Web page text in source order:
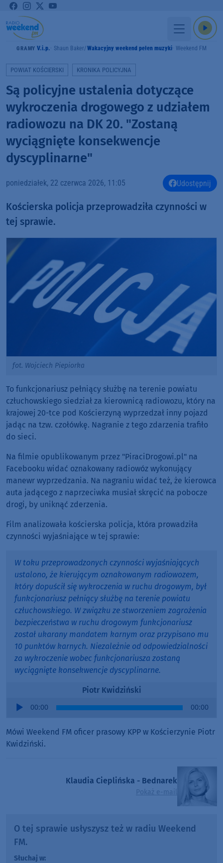
GRAMY V.i.p. Shaun Baker Wakacyjny weekend pełen muzyki Weekend FM
POWIAT KOŚCIERSKI KRONIKA POLICYJNA
Są policyjne ustalenia dotyczące
wykroczenia drogowego z udziałem
radiowozu na DK 20. "Zostaną
wyciągnięte konsekwencje
dyscyplinarne"
poniedziałek, 22 czerwca 2026, 11:05 Udostępnij
Kościerska policja przeprowadziła czynności w
tej sprawie.
fot. Wojciech Piepiorka
To funkcjonariusz pełniący służbę na terenie powiatu
człuchowskiego siedział za kierownicą radiowozu, który na
krajowej 20-tce pod Kościerzyną wyprzedzał inny pojazd
jadąc na tzw. czołówkę. Nagranie z tego zdarzenia trafiło
do sieci.
Na filmie opublikowanym przez "PiraciDrogowi.pl" na
Facebooku widać oznakowany radiowóz wykonujący
manewr wyprzedzania. Na nagraniu widać też, że kierowca
auta jadącego z naprzeciwka musiał skręcić na pobocze
drogi, by uniknąć zderzenia.
Film analizowała kościerska policja, która prowadziła
czynności wyjaśniające w tej sprawie:
W toku przeprowadzonych czynności wyjaśniających
ustalono, że kierującym oznakowanym radiowozem,
który dopuścił się wykroczenia w ruchu drogowym, był
funkcjonariusz pełniący służbę na terenie powiatu
człuchowskiego. W związku ze stworzeniem zagrożenia
bezpieczeństwa w ruchu drogowym funkcjonariusz
został ukarany mandatem karnym oraz przypisano mu
10 punktów karnych. Niezależnie od odpowiedzialności
za wykroczenie wobec funkcjonariusza zostaną
wyciągnięte konsekwencje dyscyplinarne.
Piotr Kwidziński
Audio
00:00 00:00
Mówi Weekend FM oficer prasowy KPP w Kościerzynie Piotr
Kwidziński.
Klaudia Cieplińska - Bednarek
Pokaż e-mail
O tej sprawie usłyszysz też w radiu Weekend
FM.
Słuchaj w: